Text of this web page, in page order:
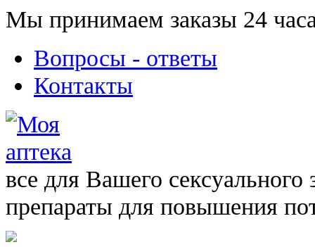
Мы принимаем заказы 24
Вопросы - ответы
Контакты
все для Вашего сексуального
препараты для повышения